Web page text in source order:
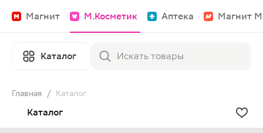
Магнит М.Косметик Аптека Магнит
Каталог
Главная / Каталог
Каталог